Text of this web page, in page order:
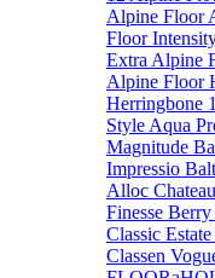
Alpine Floor
Floor
Extra Alpine
Alpine Floor
Herringbone
Style Aqua
Magnitude
Impressio
Alloc Chateau
Finesse
Classic Estate
Classen